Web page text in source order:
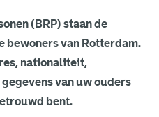
(BRP) staan de
bewoners van Rotterdam.
nationaliteit,
van uw ouders
bent.